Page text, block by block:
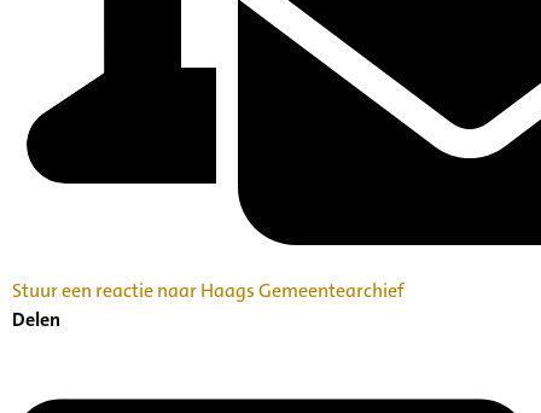
Stuur een reactie naar Haags Gemeentearchief
Delen